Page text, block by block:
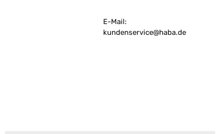
E-Mail:
kundenservice@haba.de